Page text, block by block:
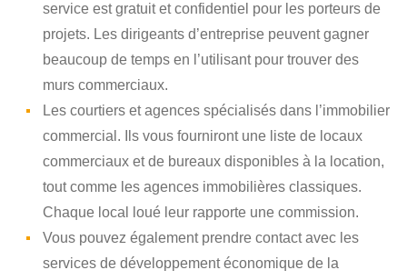
service est gratuit et confidentiel pour les porteurs de
projets. Les dirigeants d’entreprise peuvent gagner
beaucoup de temps en l’utilisant pour trouver des
murs commerciaux.
Les courtiers et agences spécialisés dans l’immobilier
commercial. Ils vous fourniront une liste de locaux
commerciaux et de bureaux disponibles à la location,
tout comme les agences immobilières classiques.
Chaque local loué leur rapporte une commission.
Vous pouvez également prendre contact avec les
services de développement économique de la